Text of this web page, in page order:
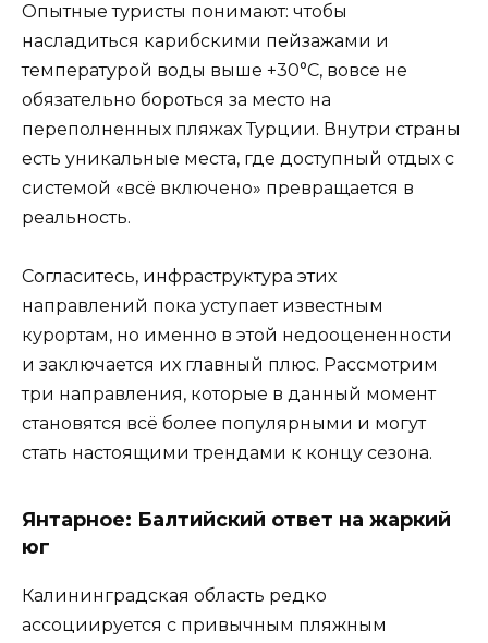
Опытные туристы понимают: чтобы
насладиться карибскими пейзажами и
температурой воды выше +30°С, вовсе не
обязательно бороться за место на
переполненных пляжах Турции. Внутри страны
есть уникальные места, где доступный отдых с
системой «всё включено» превращается в
реальность.
Согласитесь, инфраструктура этих
направлений пока уступает известным
курортам, но именно в этой недооцененности
и заключается их главный плюс. Рассмотрим
три направления, которые в данный момент
становятся всё более популярными и могут
стать настоящими трендами к концу сезона.
Янтарное: Балтийский ответ на жаркий
юг
Калининградская область редко
ассоциируется с привычным пляжным